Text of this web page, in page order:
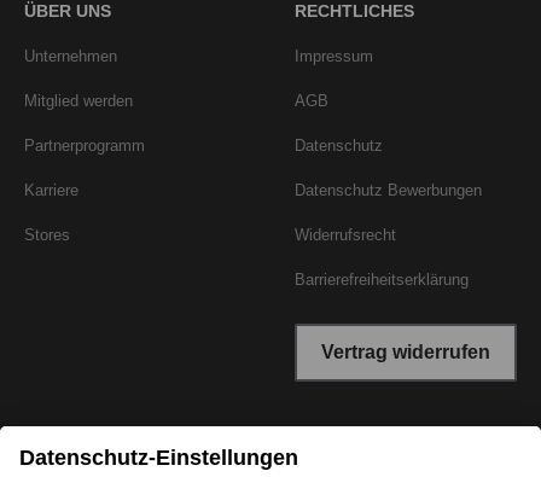
ÜBER UNS
Unternehmen
Mitglied werden
Partnerprogramm
Karriere
Stores
RECHTLICHES
Impressum
AGB
Datenschutz
Datenschutz Bewerbungen
Widerrufsrecht
Barrierefreiheitserklärung
Vertrag widerrufen